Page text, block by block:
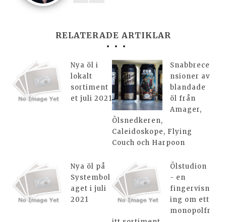
RELATERADE ARTIKLAR
Nya öl i
lokalt
sortiment
et juli 2021
Snabbrece
nsioner av
blandade
öl från
Amager,
Ölsnedkeren,
Caleidoskope, Flying
Couch och Harpoon
Nya öl på
Systembol
aget i juli
2021
Ölstudion
- en
fingervisn
ing om ett
monopolfr